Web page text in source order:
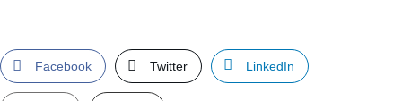
Facebook Twitter LinkedIn